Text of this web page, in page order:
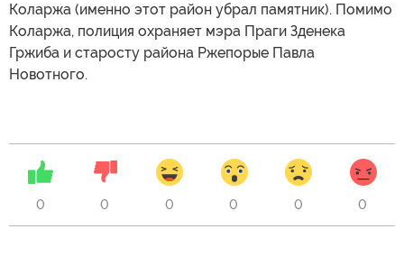
Коларжа (именно этот район убрал памятник). Помимо
Коларжа, полиция охраняет мэра Праги Зденека
Гржиба и старосту района Ржепорые Павла
Новотного.
0 0 0 0 0 0